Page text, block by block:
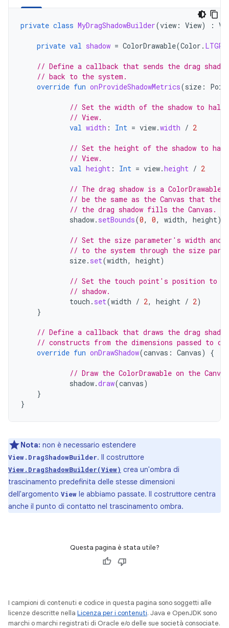
private class MyDragShadowBuilder(view : View) :
private val shadow = ColorDrawable(Color .
// Define a callback that sends the drag
// back to the system.
override fun onProvideShadowMetrics(size :
// Set the width of the shadow to
// View.
val width : Int = view.width / 2
// Set the height of the shadow to
// View.
val height : Int = view.height / 2
// The drag shadow is a
// be the same as the Canvas that the
// the drag shadow fills the Canvas.
shadow. setBounds(0, 0, width, height)
// Set the size parameter's width and
// to the system through the size
size. set(width, height)
// Set the touch point's position to
// shadow.
touch . set(width / 2, height / 2)
}
// Define a callback that draws the drag
// constructs from the dimensions passed to
override fun onDrawShadow(canvas : Canvas) {
// Draw the ColorDrawable on the
shadow.draw(canvas)
}
}
Nota: non è necessario estendere
View.DragShadowBuilder. Il costruttore
View.DragShadowBuilder(View) crea un'ombra di
trascinamento predefinita delle stesse dimensioni
dell'argomento View le abbiamo passate. Il costruttore centra
anche il punto di contatto nel trascinamento ombra.
Questa pagina è stata utile?
I campioni di contenuti e codice in questa pagina sono soggetti alle
licenze descritte nella Licenza per i contenuti. Java e OpenJDK sono
marchi o marchi registrati di Oracle e/o delle sue società consociate.